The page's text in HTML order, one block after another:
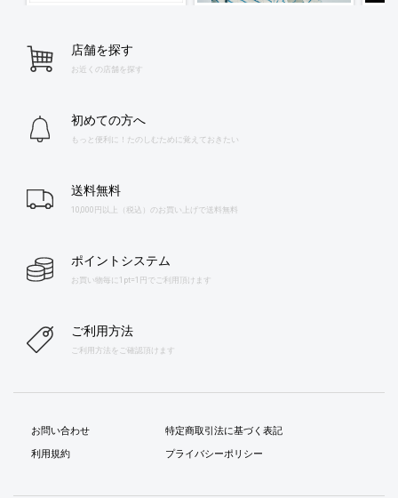
店舗を探す
お近くの店舗を探す
初めての方へ
もっと便利に！たのしむために覚えておきたい
送料無料
10,000円以上（税込）のお買い上げで送料無料
ポイントシステム
お買い物毎に1pt=1円でご利用頂けます
ご利用方法
ご利用方法をご確認頂けます
お問い合わせ
利用規約
特定商取引法に基づく表記
プライバシーポリシー